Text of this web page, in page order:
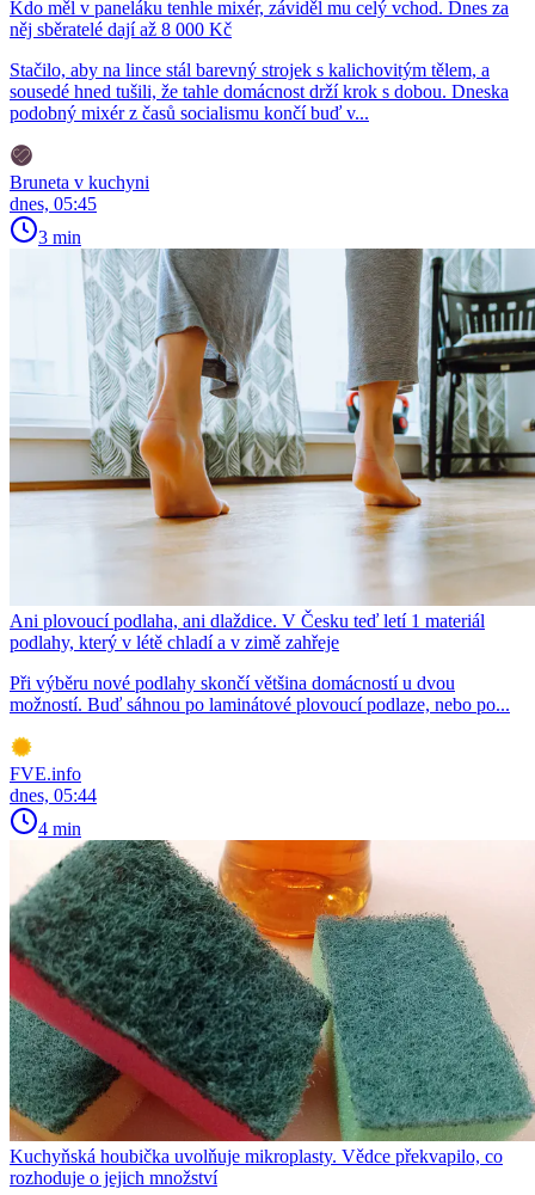
Kdo měl v paneláku tenhle mixér, záviděl mu celý vchod. Dnes za
něj sběratelé dají až 8 000 Kč
Stačilo, aby na lince stál barevný strojek s kalichovitým tělem, a
sousedé hned tušili, že tahle domácnost drží krok s dobou. Dneska
podobný mixér z časů socialismu končí buď v...
Bruneta v kuchyni
dnes, 05:45
3 min
Ani plovoucí podlaha, ani dlaždice. V Česku teď letí 1 materiál
podlahy, který v létě chladí a v zimě zahřeje
Při výběru nové podlahy skončí většina domácností u dvou
možností. Buď sáhnou po laminátové plovoucí podlaze, nebo po...
FVE.info
dnes, 05:44
4 min
Kuchyňská houbička uvolňuje mikroplasty. Vědce překvapilo, co
rozhoduje o jejich množství